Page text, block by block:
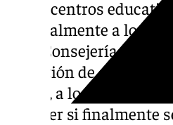
de los centros
especialmente a los
es la Consejería de
la gestión de esta
Ahora, a los padres
para ver si finalmente